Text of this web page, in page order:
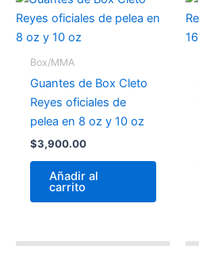
Box/MMA
Guantes de Box Cleto
Reyes oficiales de
pelea en 8 oz y 10 oz
$3,900.00
Añadir al
carrito